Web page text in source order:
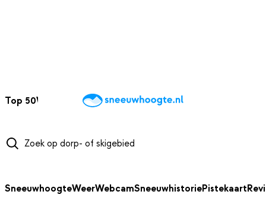
Top 50Webcams WintersportweerKaarten
SneeuwhoogteWeerWebcamSneeuwhistoriePistekaart